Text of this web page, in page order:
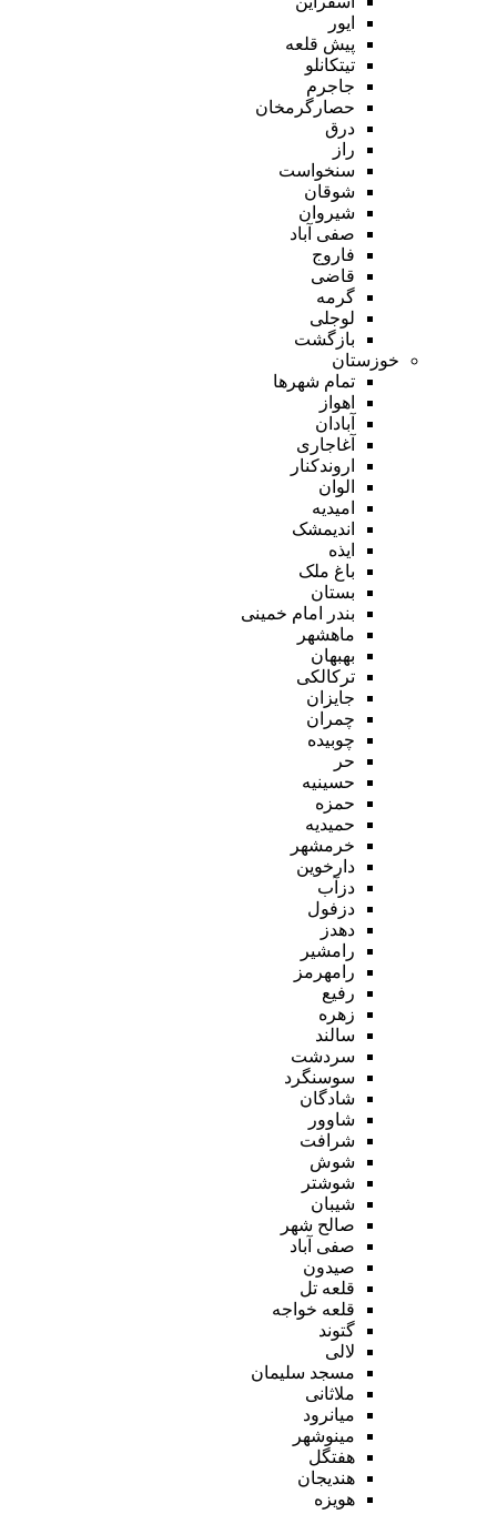
ایور
پیش قلعه
تیتکانلو
جاجرم
حصارگرمخان
درق
راز
سنخواست
شوقان
شیروان
صفی آباد
فاروج
قاضی
گرمه
لوجلی
بازگشت
خوزستان
تمام شهر‌ها
اهواز
آبادان
آغاجاری
اروندکنار
الوان
امیدیه
اندیمشک
ایذه
باغ ملک
بستان
بندر امام خمینی
ماهشهر
بهبهان
ترکالکی
جایزان
چمران
چوبیده
حر
حسینیه
حمزه
حمیدیه
خرمشهر
دارخوین
دزآب
دزفول
دهدز
رامشیر
رامهرمز
رفیع
زهره
سالند
سردشت
سوسنگرد
شادگان
شاوور
شرافت
شوش
شوشتر
شیبان
صالح شهر
صفی آباد
صیدون
قلعه تل
قلعه خواجه
گتوند
لالی
مسجد سلیمان
ملاثانی
میانرود
مینوشهر
هفتگل
هندیجان
هویزه